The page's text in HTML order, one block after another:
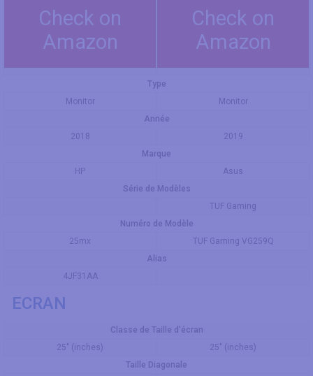
Check on
Amazon
Check on
Amazon
Type
Monitor
Monitor
Année
2018
2019
Marque
HP
Asus
Série de Modèles
TUF Gaming
Numéro de Modèle
25mx
TUF Gaming VG259Q
Alias
4JF31AA
ECRAN
Classe de Taille d'écran
25" (inches)
25" (inches)
Taille Diagonale